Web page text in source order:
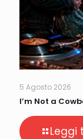
5 Agosto 2026
I’m Not a
Leggi